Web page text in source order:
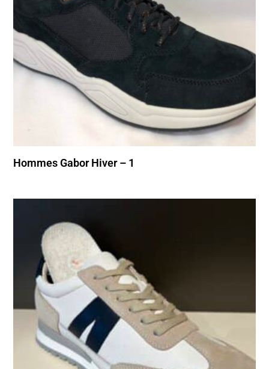
Hommes Gabor Hiver – 1